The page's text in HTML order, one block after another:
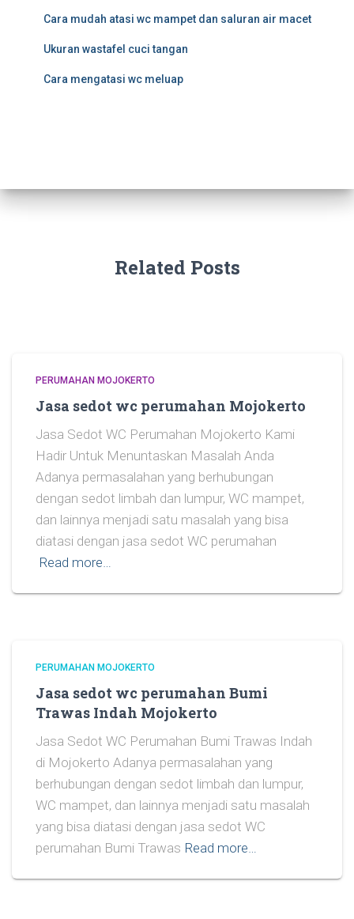
Cara mudah atasi wc mampet dan saluran air macet
Ukuran wastafel cuci tangan
Cara mengatasi wc meluap
Related Posts
PERUMAHAN MOJOKERTO
Jasa sedot wc perumahan Mojokerto
Jasa Sedot WC Perumahan Mojokerto Kami
Hadir Untuk Menuntaskan Masalah Anda
Adanya permasalahan yang berhubungan
dengan sedot limbah dan lumpur, WC mampet,
dan lainnya menjadi satu masalah yang bisa
diatasi dengan jasa sedot WC perumahan
Read more…
PERUMAHAN MOJOKERTO
Jasa sedot wc perumahan Bumi
Trawas Indah Mojokerto
Jasa Sedot WC Perumahan Bumi Trawas Indah
di Mojokerto Adanya permasalahan yang
berhubungan dengan sedot limbah dan lumpur,
WC mampet, dan lainnya menjadi satu masalah
yang bisa diatasi dengan jasa sedot WC
perumahan Bumi Trawas Read more…